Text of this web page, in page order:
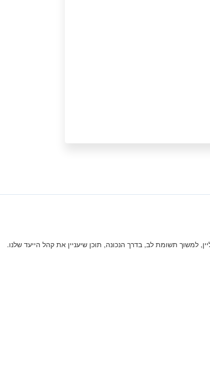
למשוך תשומת לב, בדרך הנכונה, תוכן שיעניין את קהל הייעד שלנו.